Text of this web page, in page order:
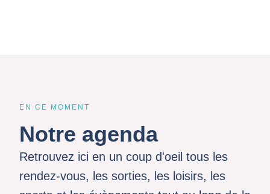
EN CE MOMENT
Notre agenda
Retrouvez ici en un coup d'oeil tous les
rendez-vous, les sorties, les loisirs, les